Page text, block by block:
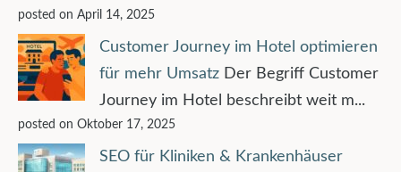
posted on April 14, 2025
Customer Journey im Hotel optimieren
für mehr Umsatz Der Begriff Customer
Journey im Hotel beschreibt weit m...
posted on Oktober 17, 2025
SEO für Kliniken & Krankenhäuser